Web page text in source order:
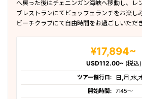
へ戻った後はチェニンガン海峡へ移動し、レ
ブレストランにてビュッフェランチをお楽し
ビーチクラブにて自由時間をお過ごしいただ
¥17,894~
USD112.00~ (税込)
ツアー催行日: 日,月,水,
開始時間: 7:45〜